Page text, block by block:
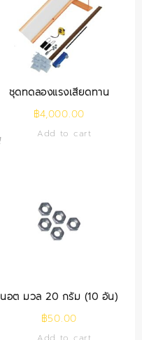
ชุดทดลองแรงเสียดทาน
฿4,000.00
Add to cart
นอต มวล 20 กรัม (10 อัน)
฿50.00